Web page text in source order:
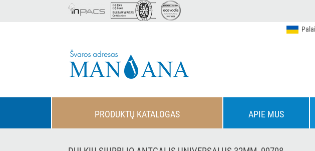
PRODUKTŲ KATALOGAS APIE MUS